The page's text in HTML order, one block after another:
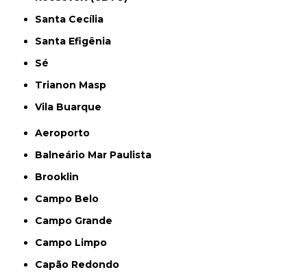
Santa Cecília
Santa Efigênia
Sé
Trianon Masp
Vila Buarque
Aeroporto
Balneário Mar Paulista
Brooklin
Campo Belo
Campo Grande
Campo Limpo
Capão Redondo